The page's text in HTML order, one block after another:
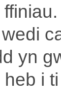
wedi
yn
i